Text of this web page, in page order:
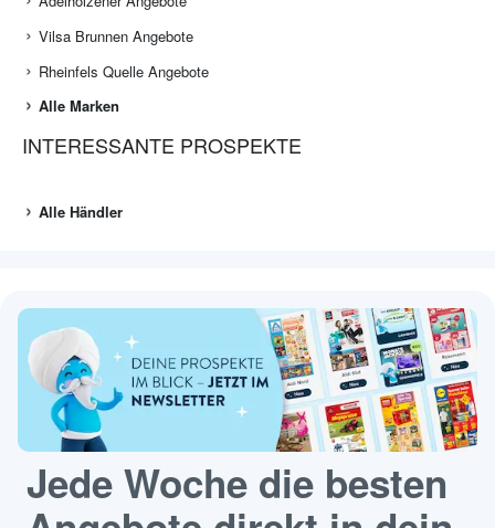
Vilsa Brunnen Angebote
Rheinfels Quelle Angebote
Alle Marken
INTERESSANTE PROSPEKTE
Alle Händler
Jede Woche die besten